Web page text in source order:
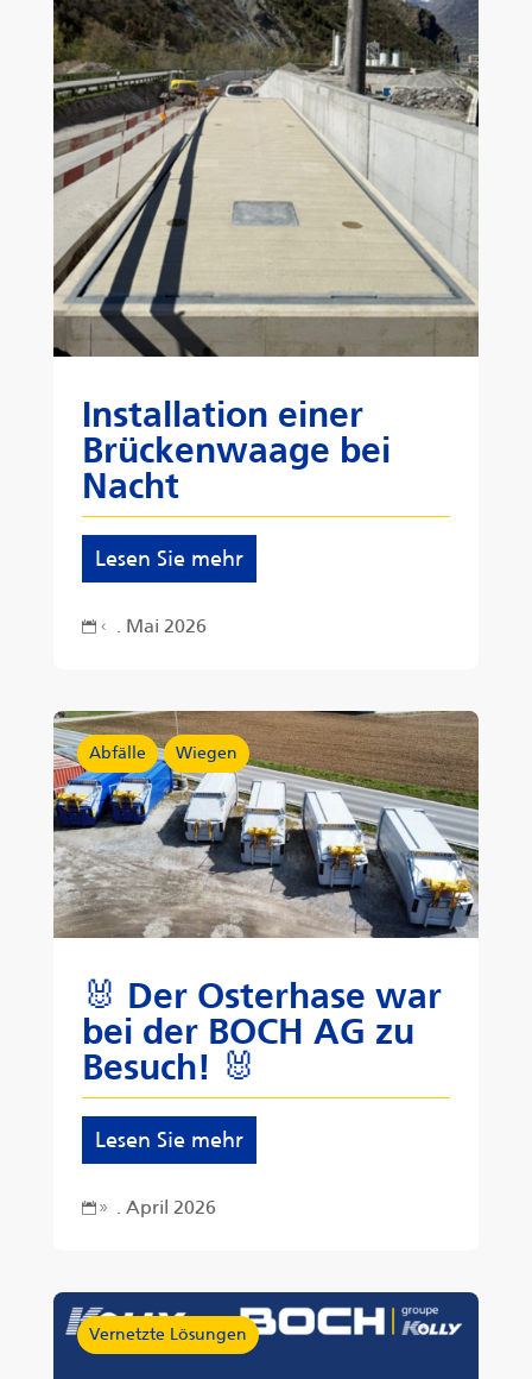
Installation einer
Brückenwaage bei
Nacht
Lesen Sie mehr
4 . Mai 2026
Abfälle Wiegen
🐰 Der Osterhase war
bei der BOCH AG zu
Besuch! 🐰
Lesen Sie mehr
9 . April 2026
Vernetzte Lösungen